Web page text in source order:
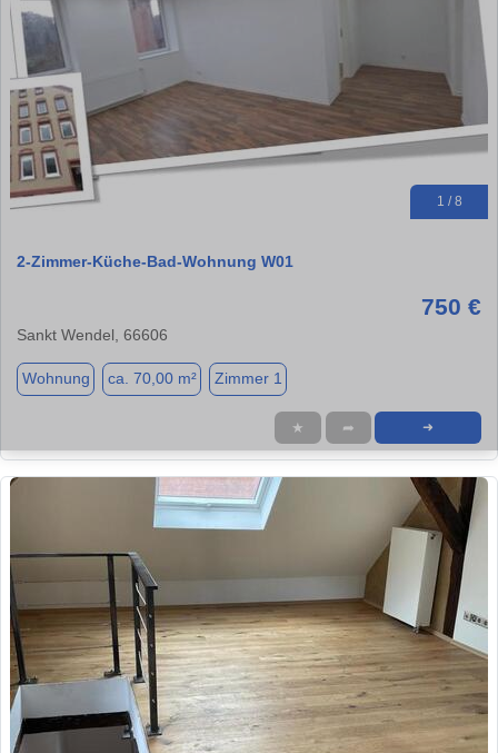
1 / 8
2-Zimmer-Küche-Bad-Wohnung W01
750 €
Sankt Wendel, 66606
Wohnung ca. 70,00 m² Zimmer 1
★ ➦ ➜